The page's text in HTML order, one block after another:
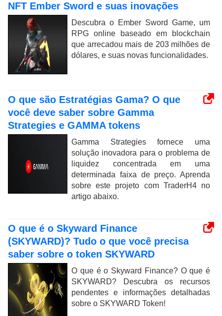
NFT Ember Sword e suas inovações
Descubra o Ember Sword Game, um
RPG online baseado em blockchain
que arrecadou mais de 203 milhões de
dólares, e suas novas funcionalidades.
O que são Estratégias Gama? O que
você deve saber sobre Gamma
Strategies e GAMMA tokens
Gamma Strategies fornece uma
solução inovadora para o problema de
liquidez concentrada em uma
determinada faixa de preço. Aprenda
sobre este projeto com TraderH4 no
artigo abaixo.
O que é o Skyward Finance
(SKYWARD)? Tudo o que você precisa
saber sobre o token SKYWARD
O que é o Skyward Finance? O que é
SKYWARD? Descubra os recursos
pendentes e informações detalhadas
sobre o SKYWARD Token!